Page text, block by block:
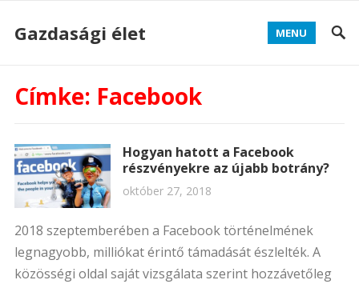
Gazdasági élet MENU
Címke: Facebook
Hogyan hatott a Facebook
részvényekre az újabb botrány?
október 27, 2018
2018 szeptemberében a Facebook történelmének
legnagyobb, milliókat érintő támadását észlelték. A
közösségi oldal saját vizsgálata szerint hozzávetőleg